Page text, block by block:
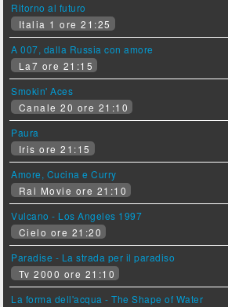
Ritorno al futuro
Italia 1 ore 21:25
A 007, dalla Russia con amore
La7 ore 21:15
Smokin' Aces
Canale 20 ore 21:10
Paura
Iris ore 21:15
Amore, Cucina e Curry
Rai Movie ore 21:10
Vulcano - Los Angeles 1997
Cielo ore 21:20
Paradise - La strada per il paradiso
Tv 2000 ore 21:10
La forma dell'acqua - The Shape of Water